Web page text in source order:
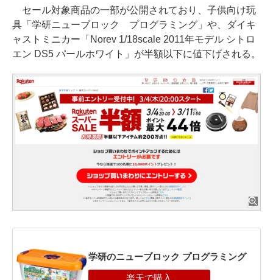
セール対象商品の一部が公開されており、子供向け玩
具「学研ニューブロック プログラミング」や、ダイキ
ャストミニカー「Norev 1/18scale 2011年モデル シトロ
エン DS5 パールホワイト」が半額以下に値下げされる。
学研のニューブロック プログラミング